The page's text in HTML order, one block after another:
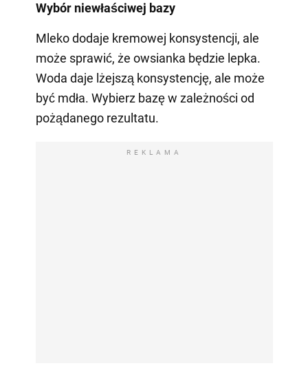
Wybór niewłaściwej bazy
Mleko dodaje kremowej konsystencji, ale
może sprawić, że owsianka będzie lepka.
Woda daje lżejszą konsystencję, ale może
być mdła. Wybierz bazę w zależności od
pożądanego rezultatu.
REKLAMA